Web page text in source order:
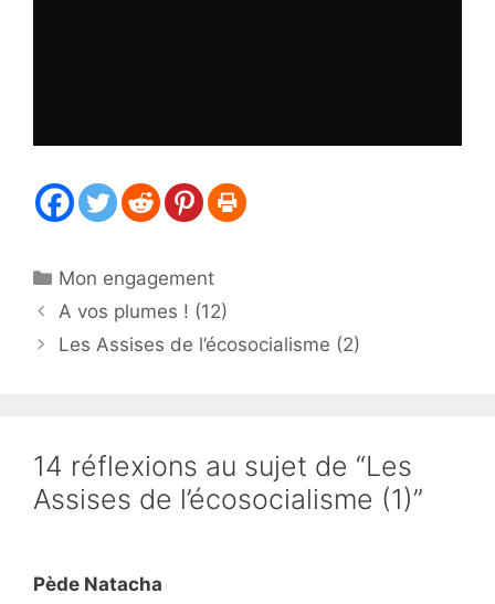
Catégories
Mon engagement
A vos plumes ! (12)
Les Assises de l’écosocialisme (2)
14 réflexions au sujet de “Les
Assises de l’écosocialisme (1)”
Pède Natacha